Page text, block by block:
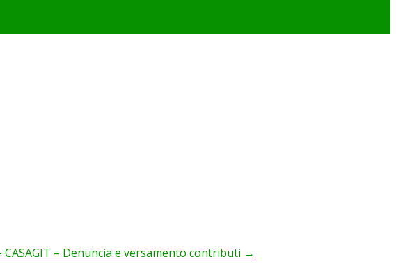
CASAGIT – Denuncia e versamento contributi →